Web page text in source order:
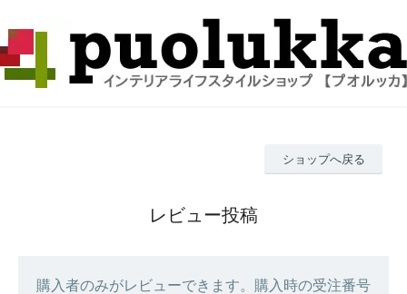
ショップへ戻る
レビュー投稿
購入者のみがレビューできます。購入時の受注番号